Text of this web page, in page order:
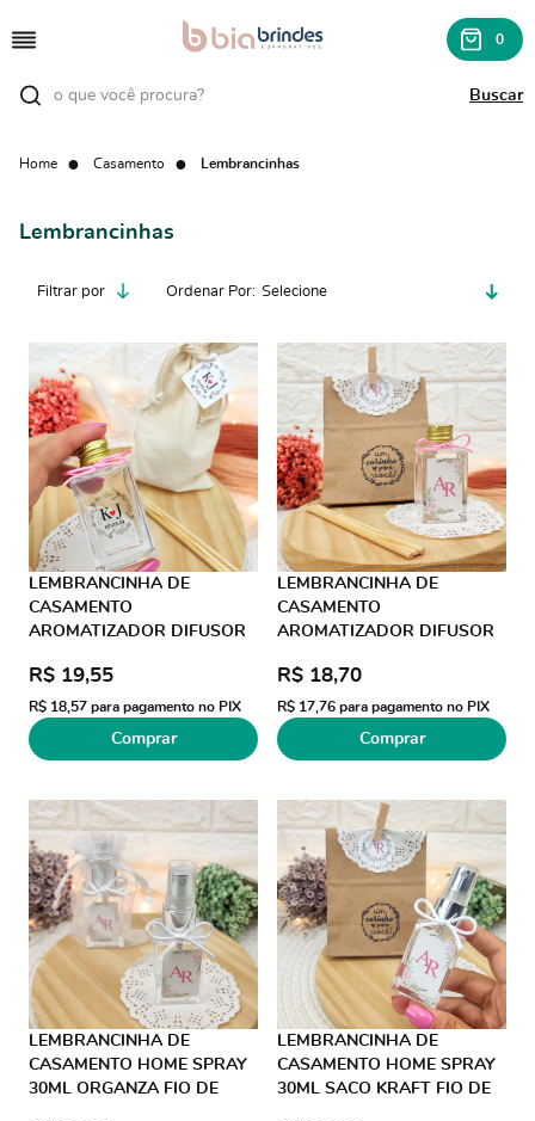
0
Lembrancinhas
Home Casamento Lembrancinhas
Filtrar por Ordenar Por Selecione
LEMBRANCINHA DE
CASAMENTO
AROMATIZADOR DIFUSOR
DE SEDA AD
TRANSPARENTE
R$ 19,55
R$ 18,57 para pagamento no PIX
Comprar
LEMBRANCINHA DE
CASAMENTO
AROMATIZADOR DIFUSOR
SEDA
R$ 18,70
R$ 17,76 para pagamento no PIX
Comprar
LEMBRANCINHA DE
CASAMENTO HOME SPRAY
30ML ORGANZA FIO DE
LEMBRANCINHA DE
CASAMENTO HOME SPRAY
30ML SACO KRAFT FIO DE